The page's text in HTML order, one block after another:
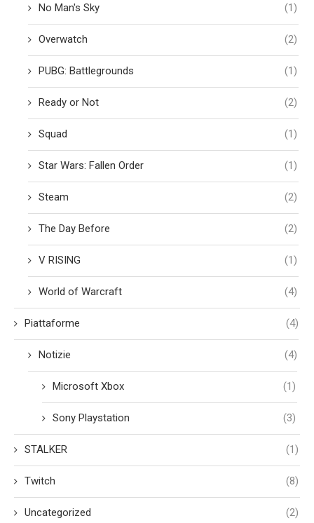
No Man's Sky (1)
Overwatch (2)
PUBG: Battlegrounds (1)
Ready or Not (2)
Squad (1)
Star Wars: Fallen Order (1)
Steam (2)
The Day Before (2)
V RISING (1)
World of Warcraft (4)
Piattaforme (4)
Notizie (4)
Microsoft Xbox (1)
Sony Playstation (3)
STALKER (1)
Twitch (8)
Uncategorized (2)